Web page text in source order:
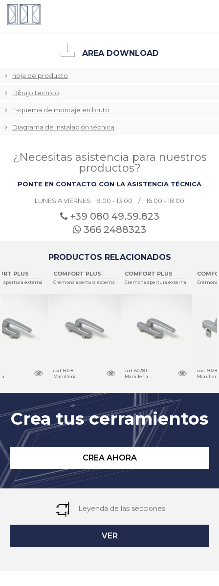
AREA DOWNLOAD
hoja de producto
Dibujo tecnico
Esquema de montaje en bruto
Diagrama de instalación técnica
¿Necesitas asistencia para nuestros
productos?
PONTE EN CONTACTO CON LA ASISTENCIA TÉCNICA
LUNES A VIERNES 9.00 - 13.00 / 16.00 - 18.00
+39 080 49.59.823
366 2488323
PRODUCTOS RELACIONADOS
COMFORT PLUS
Cremona apertura externa
COMFORT PLUS
Cremona apertura externa
COMFORT PLUS
Cremona apertura externa
Crea tus cerramientos
CREA AHORA
Leyenda de las secciones
VER